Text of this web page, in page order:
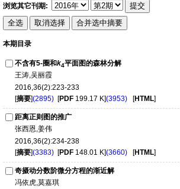
浏览其它刊期:
本期目录
不含有5-圈和k4平面图的森林分解
王涛,吴丽霞
2016,36(2):223-233
[摘要](2895) [PDF 199.17 K](3953) [HTML]
距离正则图的推广
张西恩,姜伟
2016,36(2):234-238
[摘要](3383) [PDF 148.01 K](3660) [HTML]
奇摄动分数阶微分方程的渐近解
冯依虎,莫嘉琪